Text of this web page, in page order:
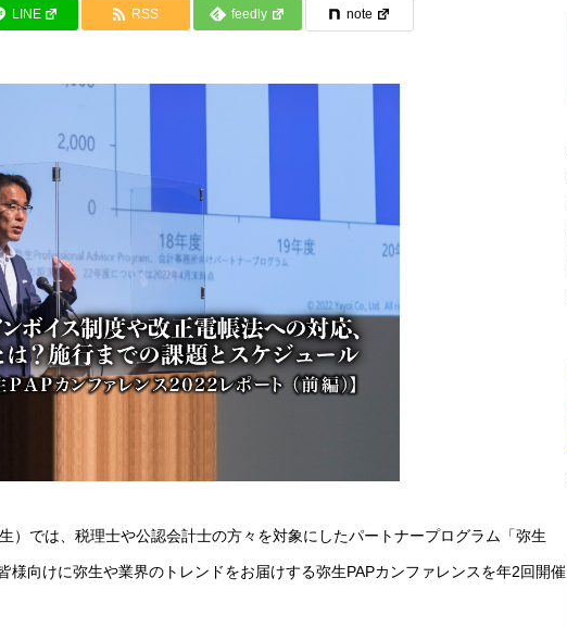
LINE RSS feedly note
）では、税理士や公認会計士の方々を対象にしたパートナープログラム「弥生
様向けに弥生や業界のトレンドをお届けする弥生PAPカンファレンスを年2回開催